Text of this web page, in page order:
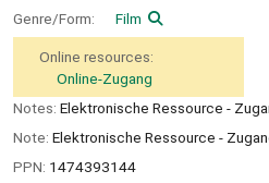
Genre/Form:
Film
Online resources:
Online-Zugang
Notes: Elektronische Ressource -
Note: Elektronische Ressource -
PPN: 1474393144